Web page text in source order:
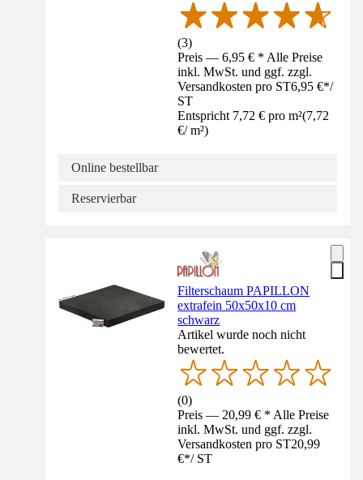
(3)
Preis — 6,95 € * Alle Preise
inkl. MwSt. und ggf. zzgl.
Versandkosten pro ST6,95 €*/
ST
Entspricht 7,72 € pro m²(7,72
€/ m²)
Online bestellbar
Reservierbar
Filterschaum PAPILLON
extrafein 50x50x10 cm
schwarz
Artikel wurde noch nicht
bewertet.
(0)
Preis — 20,99 € * Alle Preise
inkl. MwSt. und ggf. zzgl.
Versandkosten pro ST20,99
€*/ ST